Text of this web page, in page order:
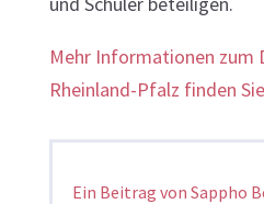
Mehr Informationen zum
Rheinland-Pfalz finden
Ein Beitrag von Sappho